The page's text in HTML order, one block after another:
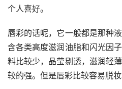
个人喜好。
唇彩的话呢，它一般都是那种
含各类高度滋润油脂和闪光因
料比较少，晶莹剔透，滋润轻
较的强。但是唇彩比较容易脱妆